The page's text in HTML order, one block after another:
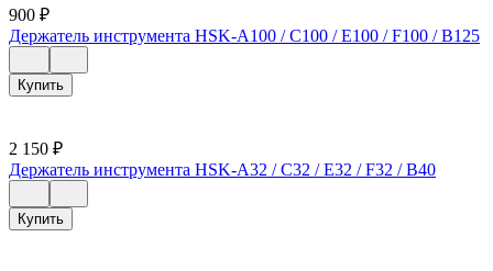
900 ₽
Держатель инструмента HSK-A100 / C100 / E100 / F100 / B125
Купить
2 150 ₽
Держатель инструмента HSK-A32 / C32 / E32 / F32 / B40
Купить